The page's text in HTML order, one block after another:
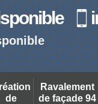
de
Ravalement
de façade 94